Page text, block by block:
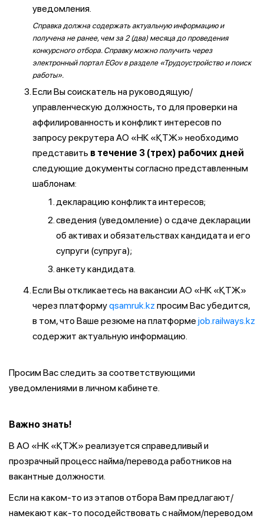
уведомления.
Справка должна содержать актуальную информацию и
получена не ранее, чем за 2 (два) месяца до проведения
конкурсного отбора. Справку можно получить через
электронный портал EGov в разделе «Трудоустройство и поиск
работы».
Если Вы соискатель на руководящую/
управленческую должность, то для проверки на
аффилированность и конфликт интересов по
запросу рекрутера АО «НК «ҚТЖ» необходимо
представить в течение 3 (трех) рабочих дней
следующие документы согласно представленным
шаблонам:
декларацию конфликта интересов;
сведения (уведомление) о сдаче декларации
об активах и обязательствах кандидата и его
супруги (супруга);
анкету кандидата.
Если Вы откликаетесь на вакансии АО «НК «ҚТЖ»
через платформуqsamruk.kz просим Вас убедится,
в том, что Ваше резюме на платформе job.railways.kz
содержит актуальную информацию.
Просим Вас следить за соответствующими
уведомлениями в личном кабинете.
Важно знать!
В АО «НК «ҚТЖ» реализуется справедливый и
прозрачный процесс найма/перевода работников на
вакантные должности.
Если на каком-то из этапов отбора Вам предлагают/
намекают как-то посодействовать с наймом/переводом